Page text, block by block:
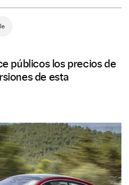
públicos los precios de
de esta